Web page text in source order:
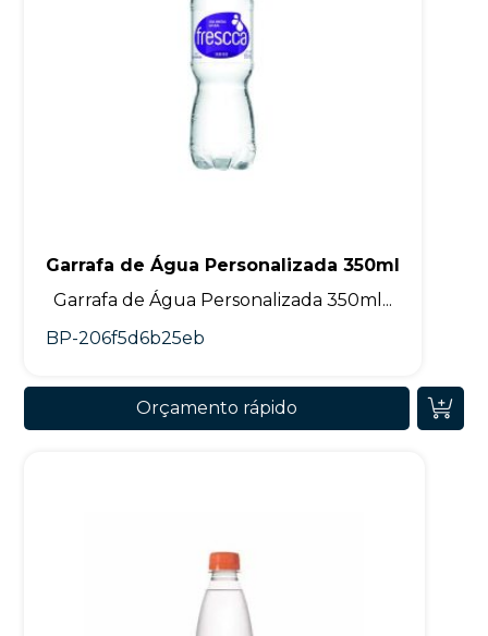
Garrafa de Água Personalizada 350ml
Garrafa de Água Personalizada 350ml...
BP-206f5d6b25eb
Orçamento rápido